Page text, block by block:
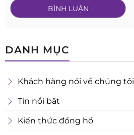
DANH MỤC
Khách hàng nói về chúng tôi
Tin nổi bật
Kiến thức đồng hồ